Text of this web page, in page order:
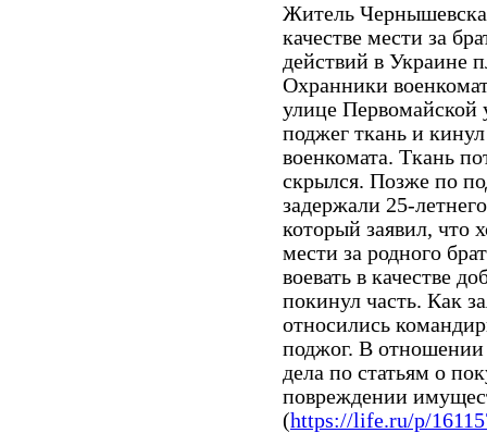
Житель Чернышевска
качестве мести за
действий в Украине
Охранники
улице Первомайской
поджег ткань и
военкомата. Ткань
скрылся. Позже по
задержали 25-
который заявил, что
мести за родного
воевать в качестве
покинул часть. Как
относились
поджог. В отношении
дела по статьям о
повреждении
(https://life.ru/p/